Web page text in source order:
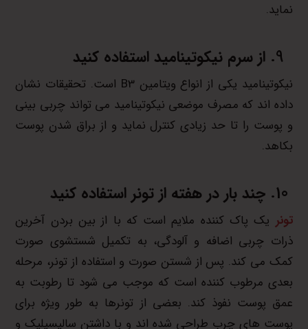
نماید.
از سرم نیکوتینامید استفاده کنید
نیکوتینامید یکی از انواع ویتامین B3 است. تحقیقات نشان
داده اند که مصرف موضعی نیکوتینامید می تواند چربی بینی
و پوست را تا حد زیادی کنترل نماید و از براق شدن پوست
بکاهد.
چند بار در هفته از تونر استفاده کنید
تونر یک پاک کننده ملایم است که با از بین بردن آخرین
ذرات چربی اضافه و آلودگی، به تکمیل شستشوی صورت
کمک می کند. پس از شستن صورت و استفاده از تونر، مرحله
بعدی مرطوب کننده است که موجب می شود تا رطوبت به
عمق پوست نفوذ کند. بعضی از تونرها به طور ویژه برای
پوست های چرب طراحی شده اند و با داشتن سالیسیلیک و